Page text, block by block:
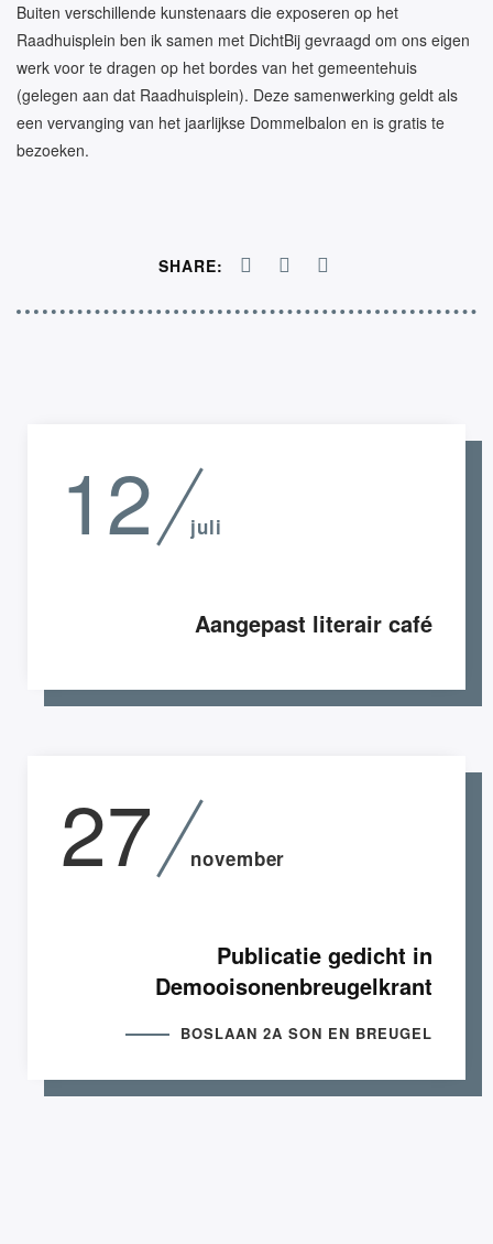
Buiten verschillende kunstenaars die exposeren op het
Raadhuisplein ben ik samen met DichtBij gevraagd om ons eigen
werk voor te dragen op het bordes van het gemeentehuis
(gelegen aan dat Raadhuisplein). Deze samenwerking geldt als
een vervanging van het jaarlijkse Dommelbalon en is gratis te
bezoeken.
SHARE:
12 juli
Aangepast literair café
27 november
Publicatie gedicht in
Demooisonenbreugelkrant
BOSLAAN 2A SON EN BREUGEL